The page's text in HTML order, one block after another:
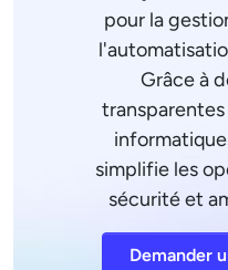
pour la
Grâce à
simplifie les
sécurité et
Demander